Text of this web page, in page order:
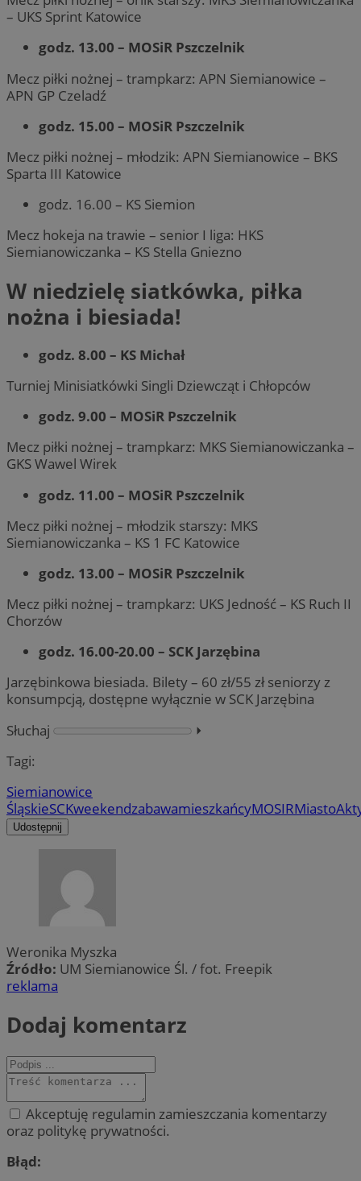
– UKS Sprint Katowice
godz. 13.00 – MOSiR Pszczelnik
Mecz piłki nożnej – trampkarz: APN Siemianowice –
APN GP Czeladź
godz. 15.00 – MOSiR Pszczelnik
Mecz piłki nożnej – młodzik: APN Siemianowice – BKS
Sparta III Katowice
godz. 16.00 – KS Siemion
Mecz hokeja na trawie – senior I liga: HKS
Siemianowiczanka – KS Stella Gniezno
W niedzielę siatkówka, piłka
nożna i biesiada!
godz. 8.00 – KS Michał
Turniej Minisiatkówki Singli Dziewcząt i Chłopców
godz. 9.00 – MOSiR Pszczelnik
Mecz piłki nożnej – trampkarz: MKS Siemianowiczanka –
GKS Wawel Wirek
godz. 11.00 – MOSiR Pszczelnik
Mecz piłki nożnej – młodzik starszy: MKS
Siemianowiczanka – KS 1 FC Katowice
godz. 13.00 – MOSiR Pszczelnik
Mecz piłki nożnej – trampkarz: UKS Jedność – KS Ruch II
Chorzów
godz. 16.00-20.00 – SCK Jarzębina
Jarzębinkowa biesiada. Bilety – 60 zł/55 zł seniorzy z
konsumpcją, dostępne wyłącznie w SCK Jarzębina
Słuchaj
⏵︎
Tagi:
Siemianowice
ŚląskieSCKweekendzabawamieszkańcyMOSIRMiasto
Udostępnij
Weronika Myszka
Źródło: UM Siemianowice Śl. / fot. Freepik
reklama
Dodaj komentarz
Akceptuję regulamin zamieszczania komentarzy
oraz politykę prywatności.
Błąd: